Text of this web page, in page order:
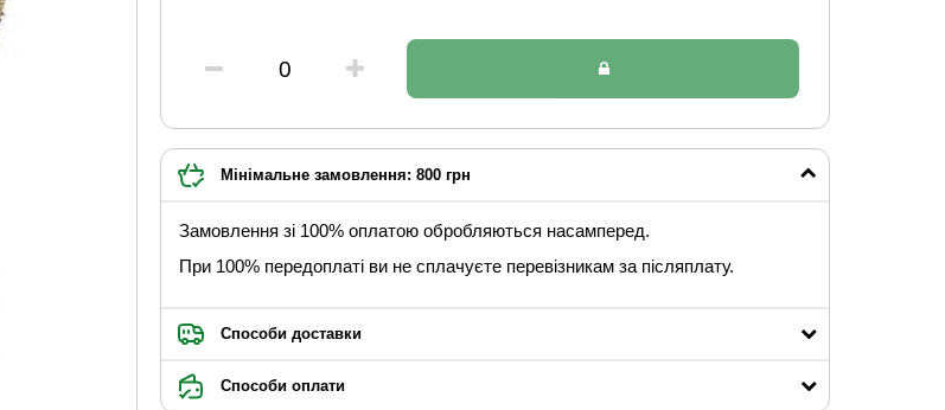
Мінімальне замовлення: 800 грн
Замовлення зі 100% оплатою обробляються насамперед.
При 100% передоплаті ви не сплачуєте перевізникам за післяплату.
Способи доставки
Способи оплати